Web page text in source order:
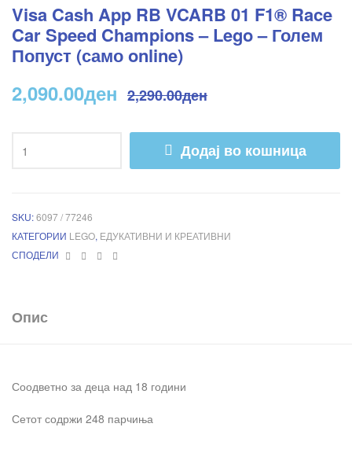
Visa Cash App RB VCARB 01 F1® Race
Car Speed Champions – Lego – Голем
Попуст (само online)
2,290.00ден
2,090.00ден
Додај во кошница
SKU:6097 / 77246
КАТЕГОРИИ LEGO, ЕДУКАТИВНИ И КРЕАТИВНИ
СПОДЕЛИ
Facebook
TwitterLinkedin
Опис
Соодветно за деца над 18 години
Сетот содржи 248 парчиња